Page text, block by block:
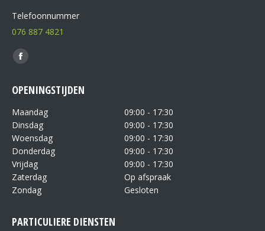
Telefoonnummer
076 887 4821
Vind ons op:
OPENINGSTIJDEN
Maandag
09:00 - 17:30
Dinsdag
09:00 - 17:30
Woensdag
09:00 - 17:30
Donderdag
09:00 - 17:30
Vrijdag
09:00 - 17:30
Zaterdag
Op afspraak
Zondag
Gesloten
PARTICULIERE DIENSTEN